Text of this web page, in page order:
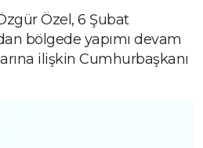
Özel, 6 Şubat
bölgede yapımı devam
ilişkin Cumhurbaşkanı